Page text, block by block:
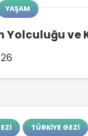
YAŞAM
Yolculuğu ve
TÜRKIYE GEZI